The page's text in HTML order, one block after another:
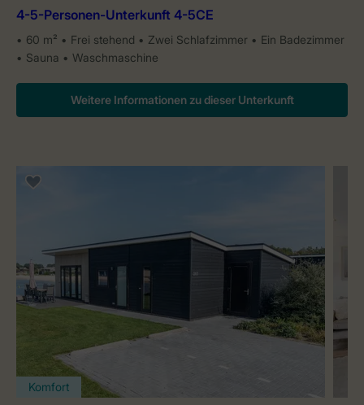
4-5-Personen-Unterkunft 4-5CE
60 m² Frei stehend Zwei Schlafzimmer
Ein Badezimmer
Sauna
Waschmaschine
Weitere Informationen zu dieser Unterkunft
Komfort